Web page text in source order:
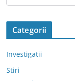
Categorii
Investigatii
Stiri